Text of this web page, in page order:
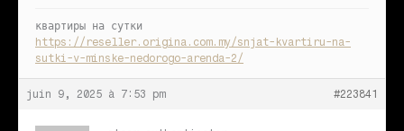
квартиры на сутки
https://reseller.origina.com.my/snjat-kvartiru-na-
sutki-v-minske-nedorogo-arenda-2/
juin 9, 2025 à 7:53 pm #223841